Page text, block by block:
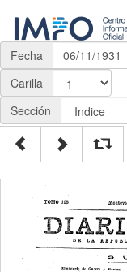
Fecha
Carilla
Sección